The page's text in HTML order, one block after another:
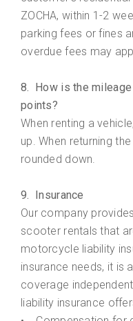
ZOCHA, within 1-2
parking fees or fines
overdue fees may
8. How is the
points?
When renting a
up. When returning
rounded down.
9. Insurance
Our company
scooter rentals that
motorcycle liability
insurance needs, it is
coverage
liability insurance